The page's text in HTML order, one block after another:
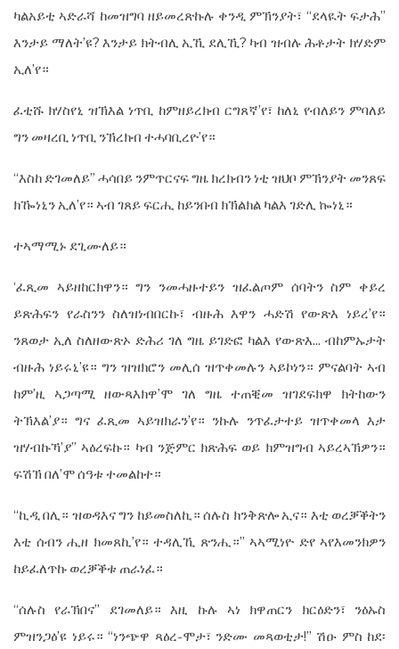
ካልአይቲ ኣድራሻ ከመዝግባ ዘይመረጽኩሉ ቀንዲ ምኽንያት፣ “ደላዪት ፍታሕ”
እንታይ ማለት’ዩ? እንታይ ክትብሊ ኢኺ ደሊኺ? ካብ ዝብሉ ሕቶታት ክሃድም
ኢለ’የ።
ፈቲሹ ክሃስየኒ ዝኽእል ነጥቢ ከምዘይረክብ ርግጸኛ’የ፣ ከለኒ የብለይን ምባለይ
ግን መዛረቢ ነጥቢ ንኽረክብ ተሓባቢረዮ’የ።
“እስከ ድገመለይ” ሓሳበይ ንምጥርናፍ ግዜ ክረክብን ነቲ ዝህቦ ምኽንያት መንጸፍ
ክዀነኒን ኢለ’የ። ኣብ ገጸይ ፍርሒ ከይንበብ ክኽልክል ካልእ ገድሊ ኰነኒ።
ተኣማሚኑ ደጊሙለይ።
‘ፈጺመ ኣይዘከርክዋን። ግን ንመሓዙተይን ዝፈልጦም ሰባትን ስም ቀይረ
ይጽሕፍን የራስንን ስለዝነብበርኩ፣ ብዙሕ እዋን ሓድሽ የውጽእ ነይረ’የ።
ንጸወታ ኢለ ስለዘውጽኦ ድሕሪ ገለ ግዜ ይገድፎ ካልእ የውጽእ... ብከምኡታት
ብዙሕ ነይሩኒ’ዩ። ግን ዝዝክሮን መሊሰ ዝጥቀመሉን ኣይኮነን። ምናልባት ኣብ
ከም’ዚ ኣጋጣሚ ዘውጻእክዋ’ሞ ገለ ግዜ ተጠቒመ ዝገደፍክዋ ክትከውን
ትኽእል’ያ። ግና ፈጺመ ኣይዝክራን’የ። ንኩሉ ንጥፈታተይ ዝጥቀመላ እታ
ዝሃብኩኻ’ያ” ኣዕረፍኩ። ካብ ንጅምር ክጽሕፍ ወይ ክምዝግብ ኣይረኣኽዎን።
ፍሽኽ በለ’ሞ ሰዓቱ ተመልከተ።
“ኪዲ በሊ። ዝወዳእና ግን ከይመስለኪ። ሰሉስ ክንቅጽሎ ኢና። እቲ ወረቓቕትን
እቲ ሰብን ሒዘ ክመጸኪ’የ። ተዳሊኺ ጽንሒ።” ኣኣሚነዮ ድየ ኣየእመንክዎን
ከይፈለጥኩ ወረቓቕቱ ጠራነፈ።
“ሰሉስ የራኽበና” ደገመለይ። እዚ ኩሉ ኣነ ክዋጠርን ክርዕድን፣ ንዕኡስ
ምዝንጋዕ’ዩ ነይሩ። “ነንጭዋ ጻዕረ-ሞታ፣ ንድሙ መጻወቲታ!” ሽዑ ምስ ከደ፡